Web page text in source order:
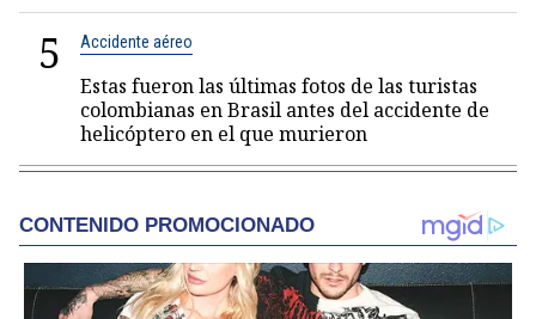
5 Accidente aéreo
Estas fueron las últimas fotos de las turistas
colombianas en Brasil antes del accidente de
helicóptero en el que murieron